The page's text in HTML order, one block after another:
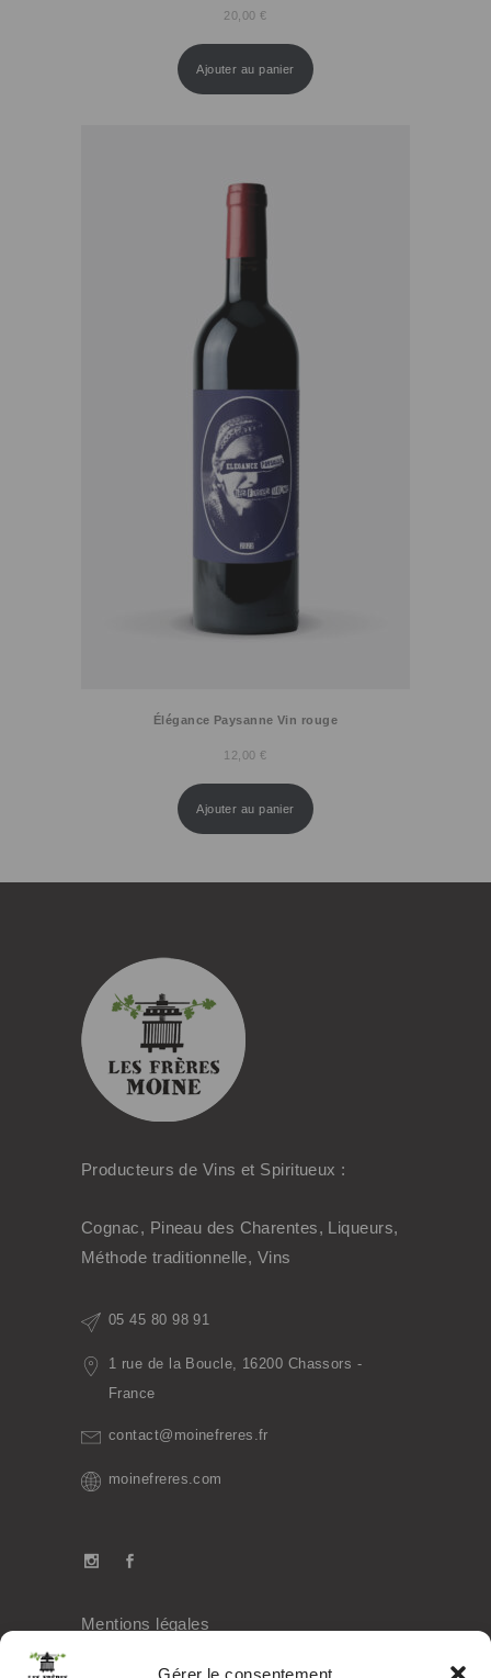
Gérer le consentement
20,00€
Ajouter au panier
Élégance Paysanne Vin rouge
12,00€
Ajouter au panier
Producteurs de Vins et Spiritueux :
Cognac, Pineau des Charentes, Liqueurs,
Méthode traditionnelle, Vins
05 45 80 98 91
1 rue de la Boucle, 16200 Chassors -
France
contact@moinefreres.fr
moinefreres.com
Mentions légales
Politique de confidentialité